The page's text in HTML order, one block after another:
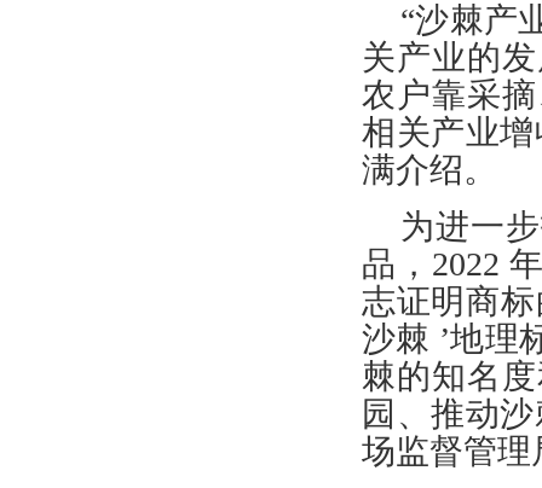
“沙棘产
关产业的
农户靠采
相关产业
满介绍。
为进一
品， 2022
志证明商
沙棘 ’地理
棘的知名
园、推动
场监督管理